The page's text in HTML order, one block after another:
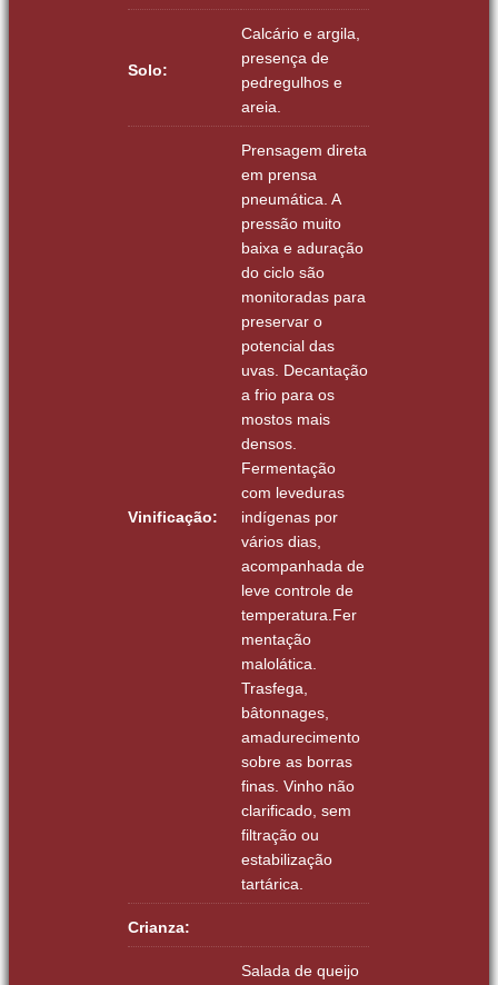
Solo:
Calcário e argila,
presença de
pedregulhos e
areia.
Vinificação:
Prensagem direta
em prensa
pneumática. A
pressão muito
baixa e aduração
do ciclo são
monitoradas para
preservar o
potencial das
uvas. Decantação
a frio para os
mostos mais
densos.
Fermentação
com leveduras
indígenas por
vários dias,
acompanhada de
leve controle de
temperatura. Fer
mentação
malolática.
Trasfega,
bâtonnages,
amadurecimento
sobre as borras
finas. Vinho não
clarificado, sem
filtração ou
estabilização
tartárica.
Crianza:
Salada de queijo